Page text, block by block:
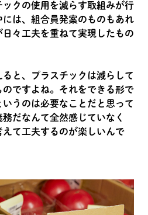
クの使用を減らす取組みが行
は、組合員発案のものもあれ
々工夫を重ねて実現したもの
ると、プラスチックは減らして
ですよね。それをできる形で
うのは必要なことだと思って
だなんて全然感じていなく
て工夫するのが楽しいんで